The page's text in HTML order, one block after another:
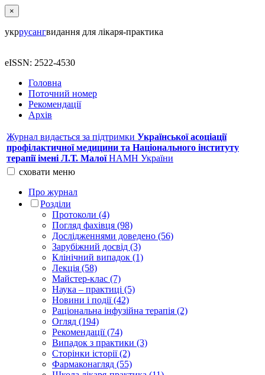
×
укррусангвидання для лікаря-практика
eISSN: 2522-4530
Головна
Поточний номер
Рекомендації
Архів
Журнал видається за підтримки Української асоціації
профілактичної медицини та Національного інституту
терапії імені Л.Т. МалоїНАМН України
сховати меню
Про журнал
Розділи
Протоколи (4)
Погляд фахівця (98)
Дослідженнями доведено (56)
Зарубіжний досвід (3)
Клінічний випадок (1)
Лекція (58)
Майстер-клас (7)
Наука – практиці (5)
Новини і події (42)
Раціональна інфузійна терапія (2)
Огляд (194)
Рекомендації (74)
Випадок з практики (3)
Сторінки історії (2)
Фармаконагляд (55)